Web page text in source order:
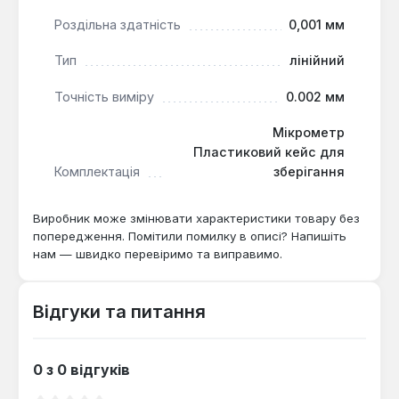
системи.
втулок, осей та інших циліндричних деталей у
майстернях, сервісних центрах і лабораторіях
контролю якості. Виробництво — Польща.
Гарантія 1 рік, доставка по Україні.
Чи можна використовувати Yato YT-72306
для вимірювання деталей з
твердосплавними покриттями?
здатність 0,001 мм дозволяють фіксувати
форм і штампів.
Роздільна здатність 0,001 мм
Тип лінійний
Точність виміру 0.002 мм
Комплектація
Мікрометр
Пластиковий кейс для
зберігання
Виробник може змінювати характеристики товару без
попередження. Помітили помилку в описі? Напишіть
нам — швидко перевіримо та виправимо.
Відгуки та питання
0 з 0 відгуків